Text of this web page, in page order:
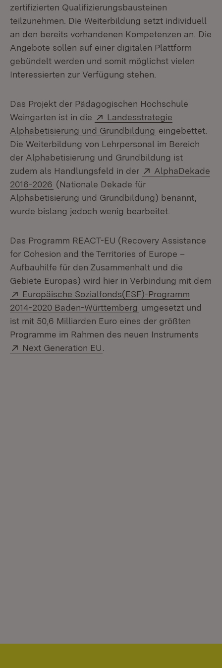
zertifizierten Qualifizierungsbausteinen
teilzunehmen. Die Weiterbildung setzt individuell
an den bereits vorhandenen Kompetenzen an. Die
Angebote sollen auf einer digitalen Plattform
gebündelt werden und somit möglichst vielen
Interessierten zur Verfügung stehen.
Das Projekt der Pädagogischen Hochschule
Weingarten ist in die
Extern:
Landesstrategie
Alphabetisierung und Grundbildung (Öffnet in
eingebettet.
Die Weiterbildung von Lehrpersonal im Bereich
der Alphabetisierung und Grundbildung ist
zudem als Handlungsfeld in der
Extern:
AlphaDekade
2016-2026 (Öffnet in neuem Fenster)
(Nationale Dekade für
Alphabetisierung und Grundbildung) benannt,
wurde bislang jedoch wenig bearbeitet.
Das Programm REACT-EU (Recovery Assistance
for Cohesion and the Territories of Europe –
Aufbauhilfe für den Zusammenhalt und die
Gebiete Europas) wird hier in Verbindung mit dem
Extern:
Europäische Sozialfonds(ESF)-Programm
2014-2020 Baden-Württemberg (Öffnet in neuem
umgesetzt und
ist mit 50,6 Milliarden Euro eines der größten
Programme im Rahmen des neuen Instruments
Extern:
Next Generation EU